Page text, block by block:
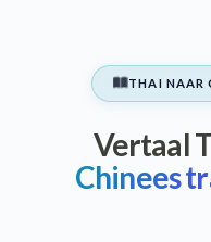
THAI NAAR
Vertaal
Chinees